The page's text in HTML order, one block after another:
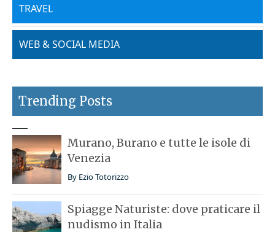
TRAVEL
WEB & SOCIAL MEDIA
Trending Posts
Murano, Burano e tutte le isole di
Venezia
By Ezio Totorizzo
Spiagge Naturiste: dove praticare il
nudismo in Italia